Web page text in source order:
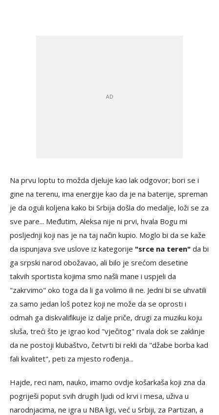
Na prvu loptu to možda djeluje kao lak odgovor; bori se i
gine na terenu, ima energije kao da je na baterije, spreman
je da oguli koljena kako bi Srbija došla do medalje, loži se za
sve pare... Međutim, Aleksa nije ni prvi, hvala Bogu mi
posljednji koji nas je na taj način kupio. Moglo bi da se kaže
da ispunjava sve uslove iz kategorije "srce na teren" da bi
ga srpski narod obožavao, ali bilo je srećom desetine
takvih sportista kojima smo našli mane i uspjeli da
"zakrvimo" oko toga da li ga volimo ili ne. Jedni bi se uhvatili
za samo jedan loš potez koji ne može da se oprosti i
odmah ga diskvalifikuje iz dalje priče, drugi za muziku koju
sluša, treći što je igrao kod "vječitog" rivala dok se zaklinje
da ne postoji klubaštvo, četvrti bi rekli da "džabe borba kad
fali kvalitet", peti za mjesto rođenja...
Hajde, reci nam, nauko, imamo ovdje košarkaša koji zna da
pogriješi poput svih drugih ljudi od krvi i mesa, uživa u
narodnjacima, ne igra u NBA ligi, već u Srbiji, za Partizan, a